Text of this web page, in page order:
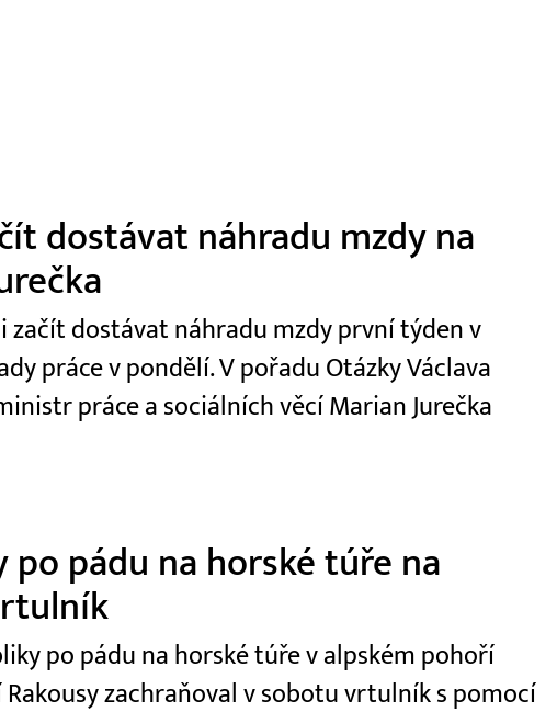
dostávat náhradu mzdy na
dostávat náhradu mzdy první týden v
práce v pondělí. V pořadu Otázky Václava
práce a sociálních věcí Marian Jurečka
po pádu na horské túře na
po pádu na horské túře v alpském pohoří
zachraňoval v sobotu vrtulník s pomocí